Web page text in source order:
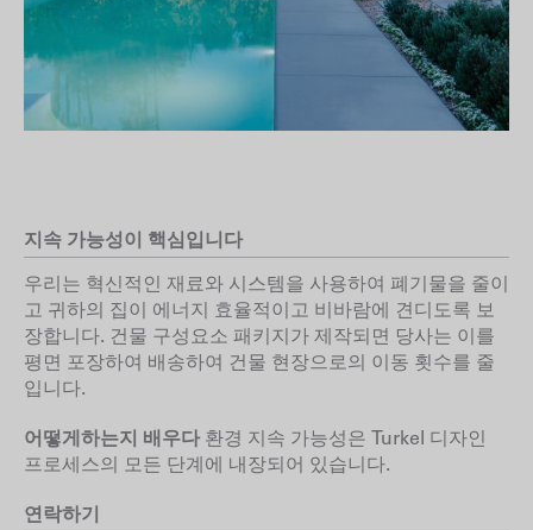
지속 가능성이 핵심입니다
우리는 혁신적인 재료와 시스템을 사용하여 폐기물을 줄이
고 귀하의 집이 에너지 효율적이고 비바람에 견디도록 보
장합니다. 건물 구성요소 패키지가 제작되면 당사는 이를
평면 포장하여 배송하여 건물 현장으로의 이동 횟수를 줄
입니다.
어떻게하는지 배우다 환경 지속 가능성은 Turkel 디자인
프로세스의 모든 단계에 내장되어 있습니다.
연락하기